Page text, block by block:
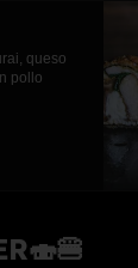
queso
pollo